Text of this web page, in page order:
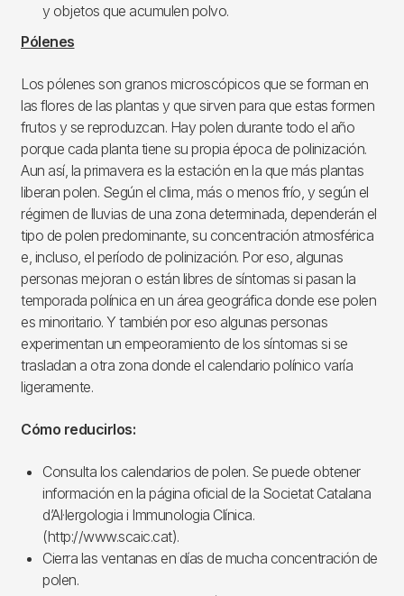
y objetos que acumulen polvo.
Pólenes
Los pólenes son granos microscópicos que se forman en
las flores de las plantas y que sirven para que estas formen
frutos y se reproduzcan. Hay polen durante todo el año
porque cada planta tiene su propia época de polinización.
Aun así, la primavera es la estación en la que más plantas
liberan polen. Según el clima, más o menos frío, y según el
régimen de lluvias de una zona determinada, dependerán el
tipo de polen predominante, su concentración atmosférica
e, incluso, el período de polinización. Por eso, algunas
personas mejoran o están libres de síntomas si pasan la
temporada polínica en un área geográfica donde ese polen
es minoritario. Y también por eso algunas personas
experimentan un empeoramiento de los síntomas si se
trasladan a otra zona donde el calendario polínico varía
ligeramente.
Cómo reducirlos:
Consulta los calendarios de polen. Se puede obtener
información en la página oficial de la Societat Catalana
d’Al·lergologia i Immunologia Clínica.
(http://www.scaic.cat).
Cierra las ventanas en días de mucha concentración de
polen.